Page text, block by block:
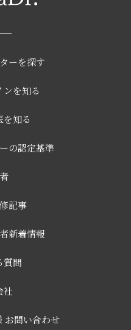
ーを探す
ンを知る
知る
の認定基準
記事
新着情報
質問
社
お問い合わせ